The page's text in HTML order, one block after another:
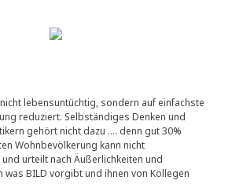
lebensuntüchtig, sondern auf einfachste
reduziert. Selbständiges Denken und
gehört nicht dazu …. denn gut 30%
Wohnbevölkerung kann nicht
urteilt nach Äußerlichkeiten und
was BILD vorgibt und ihnen von Kollegen